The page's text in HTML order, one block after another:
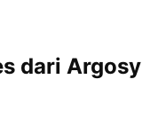
dari Argosy